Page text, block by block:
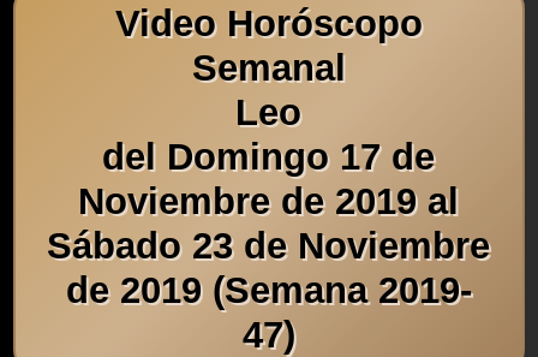
Video Horóscopo
Semanal
Leo
del Domingo 17 de
Noviembre de 2019 al
Sábado 23 de Noviembre
de 2019 (Semana 2019-
47)